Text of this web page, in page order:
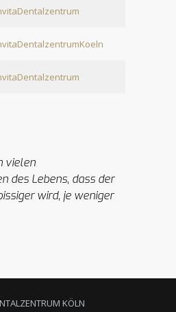
vielen
des Lebens, dass der
wird, je weniger
KÖLN